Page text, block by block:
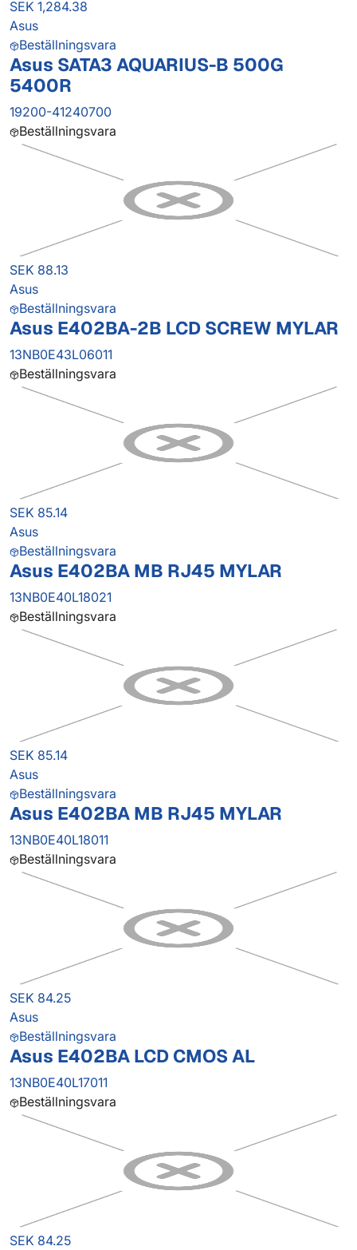
SEK 1,284.38
Asus
Beställningsvara
Asus SATA3 AQUARIUS-B 500G
5400R
19200-41240700
Beställningsvara
SEK 88.13
Asus
Beställningsvara
Asus E402BA-2B LCD SCREW MYLAR
13NB0E43L06011
Beställningsvara
SEK 85.14
Asus
Beställningsvara
Asus E402BA MB RJ45 MYLAR
13NB0E40L18021
Beställningsvara
SEK 85.14
Asus
Beställningsvara
Asus E402BA MB RJ45 MYLAR
13NB0E40L18011
Beställningsvara
SEK 84.25
Asus
Beställningsvara
Asus E402BA LCD CMOS AL
13NB0E40L17011
Beställningsvara
SEK 84.25